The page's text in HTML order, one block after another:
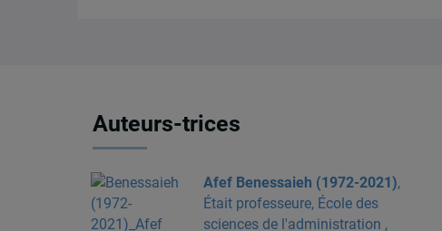
Auteurs-trices
Afef Benessaieh (1972-2021),
Était professeure, École des
sciences de l'administration ,